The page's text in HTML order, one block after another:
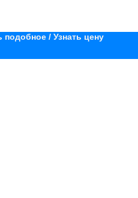
подобное / Узнать цену